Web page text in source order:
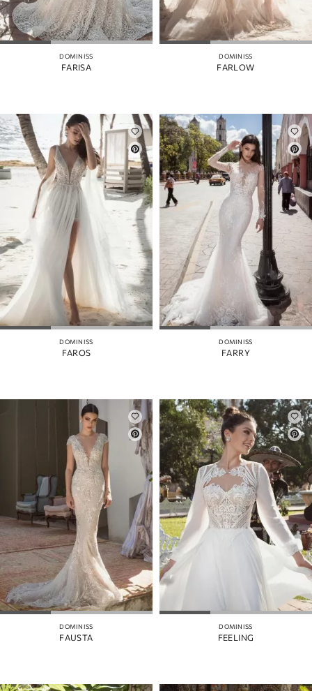
DOMINISS
FARISA
DOMINISS
FARLOW
DOMINISS
FAROS
DOMINISS
FARRY
DOMINISS
FAUSTA
DOMINISS
FEELING